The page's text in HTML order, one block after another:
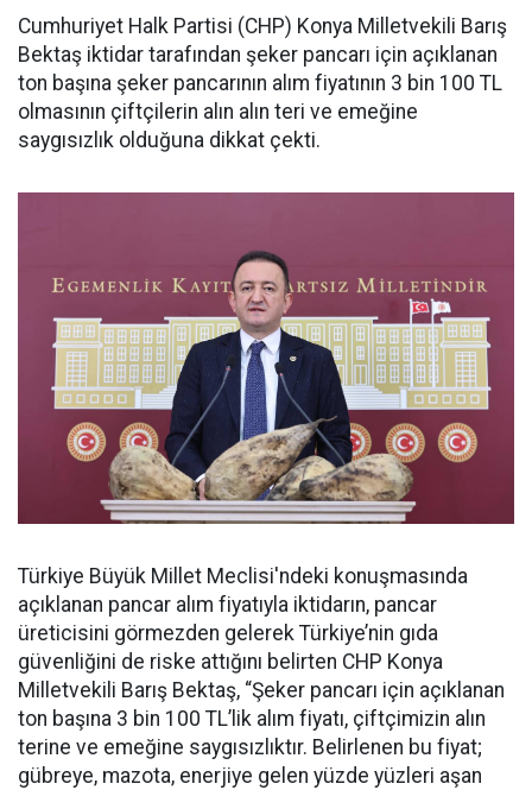
Cumhuriyet Halk Partisi (CHP) Konya Milletvekili Barış
Bektaş iktidar tarafından şeker pancarı için açıklanan
ton başına şeker pancarının alım fiyatının 3 bin 100 TL
olmasının çiftçilerin alın alın teri ve emeğine
saygısızlık olduğuna dikkat çekti.
Türkiye Büyük Millet Meclisi'ndeki konuşmasında
açıklanan pancar alım fiyatıyla iktidarın, pancar
üreticisini görmezden gelerek Türkiye’nin gıda
güvenliğini de riske attığını belirten CHP Konya
Milletvekili Barış Bektaş, “Şeker pancarı için açıklanan
ton başına 3 bin 100 TL’lik alım fiyatı, çiftçimizin alın
terine ve emeğine saygısızlıktır. Belirlenen bu fiyat;
gübreye, mazota, enerjiye gelen yüzde yüzleri aşan